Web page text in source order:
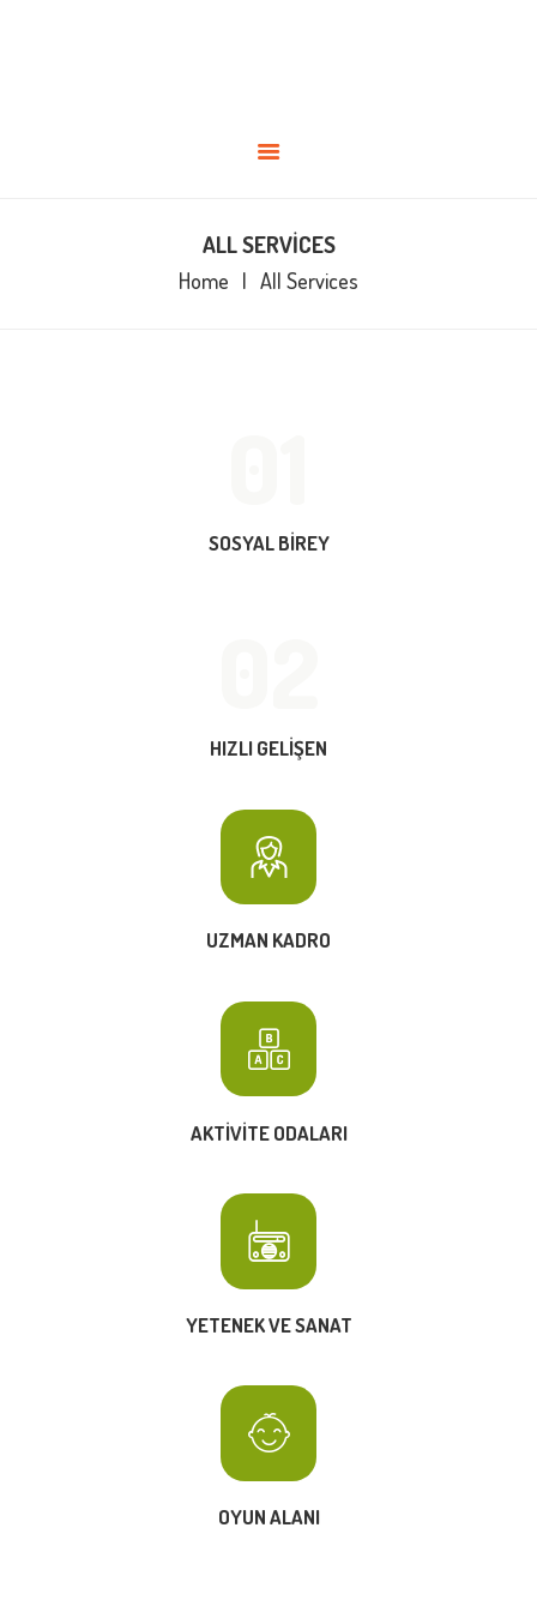
ALL SERVICES
Home All Services
SOSYAL BIREY
HIZLI GELIŞEN
UZMAN KADRO
AKTIVITE ODALARI
YETENEK VE SANAT
OYUN ALANI